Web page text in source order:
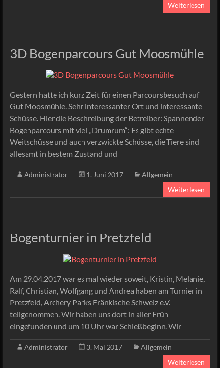
Weiterlesen
3D Bogenparcours Gut Moosmühle
Gestern hatte ich kurz Zeit für einen Parcoursbesuch auf
Gut Moosmühle. Sehr interessanter Ort und interessante
Schüsse. Hier die Beschreibung der Betreiber: Spannender
Bogenparcours mit viel „Drumrum“: Es gibt echte
Weitschüsse und auch verzwickte Schüsse, die Tiere sind
allesamt in bestem Zustand und
Administrator 1. Juni 2017
Allgemein
Weiterlesen
Bogenturnier in Pretzfeld
Am 29.04.2017 war es mal wieder soweit, Kristin, Melanie,
Ralf, Christian, Wolfgang und Andrea haben am Turnier in
Pretzfeld, Archery Parks Fränkische Schweiz e.V.
teilgenommen. Wir haben uns dort in aller Früh
eingefunden und um 10 Uhr war Schießbeginn. Wir
Administrator 3. Mai 2017
Allgemein
Weiterlesen